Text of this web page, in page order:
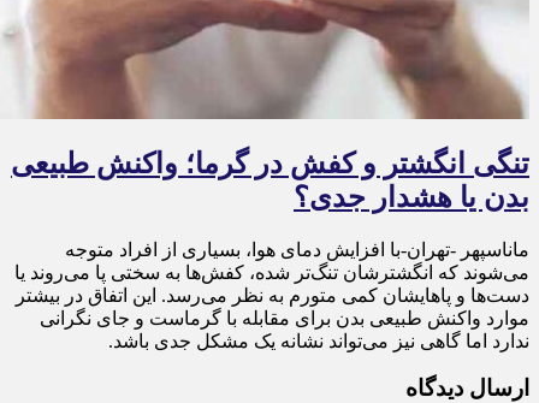
تنگی انگشتر و کفش در گرما؛ واکنش طبیعی
بدن یا هشدار جدی؟
ماناسپهر -تهران-با افزایش دمای هوا، بسیاری از افراد متوجه
می‌شوند که انگشترشان تنگ‌تر شده، کفش‌ها به سختی پا می‌روند یا
دست‌ها و پاهایشان کمی متورم به نظر می‌رسد. این اتفاق در بیشتر
موارد واکنش طبیعی بدن برای مقابله با گرماست و جای نگرانی
ندارد اما گاهی نیز می‌تواند نشانه یک مشکل جدی باشد.
ارسال دیدگاه